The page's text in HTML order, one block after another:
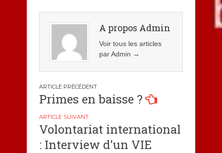
A propos Admin
Voir tous les articles
par Admin →
Navigation
de
l’article
Primes en baisse ?
Volontariat international
: Interview d'un VIE